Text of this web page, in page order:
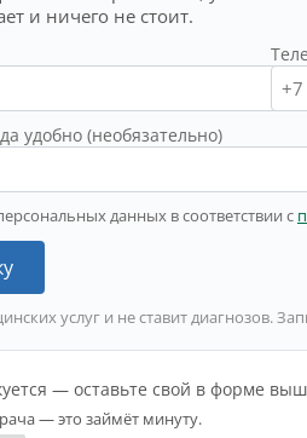
и ничего не стоит.
удобно (необязательно)
данных в соответствии с
услуг и не ставит диагнозов.
— оставьте свой в форме
— это займёт минуту.